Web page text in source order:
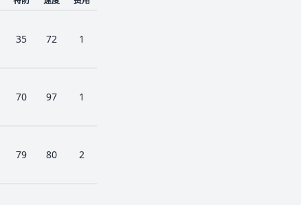
35 72 1
70 97 1
79 80 2